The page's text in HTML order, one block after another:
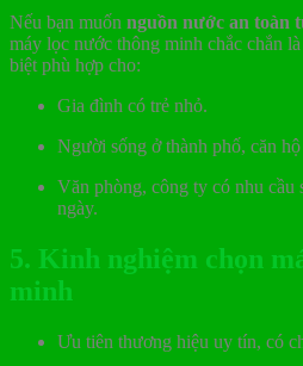
Nếu bạn muốn nguồn nước an toàn
máy lọc nước thông minh chắc chắn
biệt phù hợp cho:
Gia đình có trẻ nhỏ.
Người sống ở thành phố, căn
Văn phòng, công ty có nhu cầu
ngày.
5. Kinh nghiệm chọn
minh
Ưu tiên thương hiệu uy tín, có